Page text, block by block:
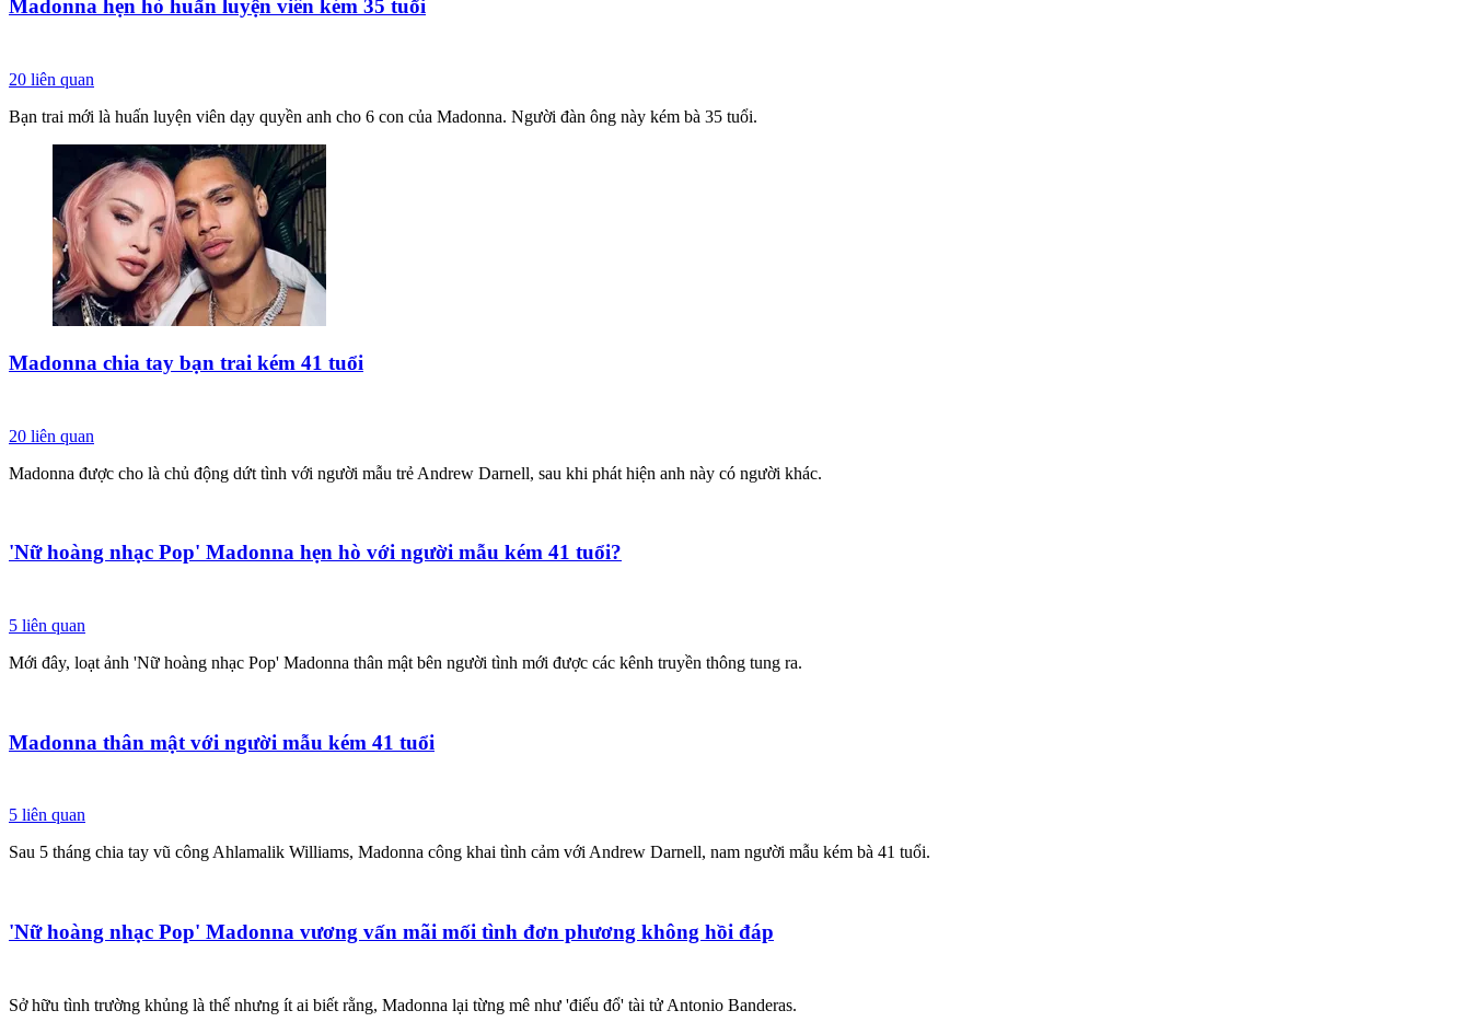
Madonna hẹn hò huấn luyện viên kém 35 tuổi
20 liên quan
Bạn trai mới là huấn luyện viên dạy quyền anh cho 6 con của Madonna. Người đàn ông này kém bà 35 tuổi.
Madonna chia tay bạn trai kém 41 tuổi
20 liên quan
Madonna được cho là chủ động dứt tình với người mẫu trẻ Andrew Darnell, sau khi phát hiện anh này có người khác.
'Nữ hoàng nhạc Pop' Madonna hẹn hò với người mẫu kém 41 tuổi?
5 liên quan
Mới đây, loạt ảnh 'Nữ hoàng nhạc Pop' Madonna thân mật bên người tình mới được các kênh truyền thông tung ra.
Madonna thân mật với người mẫu kém 41 tuổi
5 liên quan
Sau 5 tháng chia tay vũ công Ahlamalik Williams, Madonna công khai tình cảm với Andrew Darnell, nam người mẫu kém bà 41 tuổi.
'Nữ hoàng nhạc Pop' Madonna vương vấn mãi mối tình đơn phương không hồi đáp
Sở hữu tình trường khủng là thế nhưng ít ai biết rằng, Madonna lại từng mê như 'điếu đổ' tài tử Antonio Banderas.